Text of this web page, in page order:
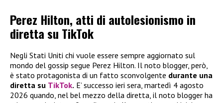
Perez Hilton, atti di autolesionismo in
diretta su TikTok
Negli Stati Uniti chi vuole essere sempre aggiornato sul
mondo del gossip segue Perez Hilton. Il noto blogger, però,
è stato protagonista di un fatto sconvolgente durante una
diretta su TikTok. E’ successo ieri sera, martedì 4 agosto
2026 quando, nel bel mezzo della diretta, il noto blogger ha